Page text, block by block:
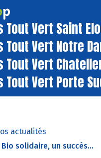
Tout Vert Saint
Tout Vert Notre
Tout Vert
Tout Vert Porte
actualités
solidaire, un succès...